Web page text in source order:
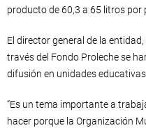
producto de 60,3 a 65 litros por
El director general de la
través del Fondo Proleche se
difusión en unidades
“Es un tema importante a
hacer porque la Organización